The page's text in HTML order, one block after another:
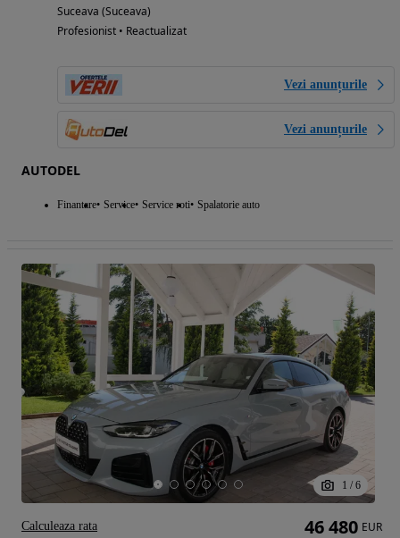
Suceava (Suceava)
Profesionist • Reactualizat
Vezi anunțurile
Vezi anunțurile
AUTODEL
Finantare Service Service roti Spalatorie auto
1 / 6
46 480 EUR
Calculeaza rata